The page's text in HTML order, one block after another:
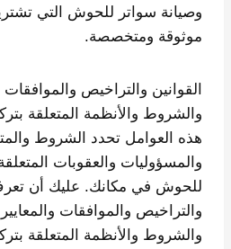
وصيانة سواتر للحوش التي
موثوقة ومتخصصة.
القوانين والتراخيص
والشروط والأنظمة المتعلقة
هذه العوامل تحدد الشروط
والمسؤوليات والعقوبات
للحوش في مكانك. عليك أن تعرف
والتراخيص والموافقات
والشروط والأنظمة المتعلقة